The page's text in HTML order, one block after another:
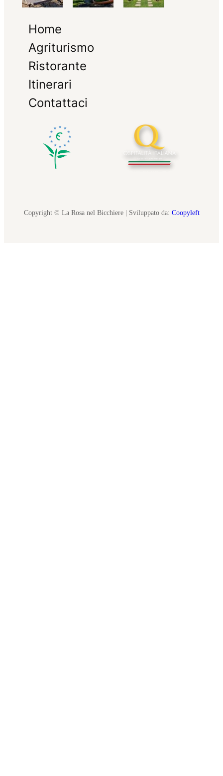
Home
Agriturismo
Ristorante
Itinerari
Contattaci
Copyright © La Rosa nel Bicchiere | Sviluppato da: Coopyleft